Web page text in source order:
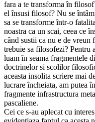
fara a te transforma în
el însusi filosof? Nu se
sa se transforme într-o
noastra ca un scai, ceea ce
când sustii ca nu e de vreun
trebuie sa filosofezi? Pentru
luam în seama fragmentele
doctrinelor si scolilor
aceasta insolita scriere mai
lucrare încheiata, am putea
fragmente infrastructura
pascaliene.
Cei ce s-au aplecat cu